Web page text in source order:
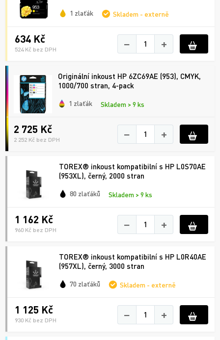
1 zlaťák Skladem - externě
634 Kč
524 Kč bez DPH − +
Originální inkoust HP 6ZC69AE (953), CMYK,
1000/700 stran, 4-pack
1 zlaťák Skladem > 9 ks
2 725 Kč
2 252 Kč bez DPH − +
TOREX® inkoust kompatibilní s HP L0S70AE
(953XL), černý, 2000 stran
80 zlaťáků Skladem > 9 ks
1 162 Kč
960 Kč bez DPH − +
TOREX® inkoust kompatibilní s HP L0R40AE
(957XL), černý, 3000 stran
70 zlaťáků Skladem - externě
1 125 Kč
930 Kč bez DPH − +